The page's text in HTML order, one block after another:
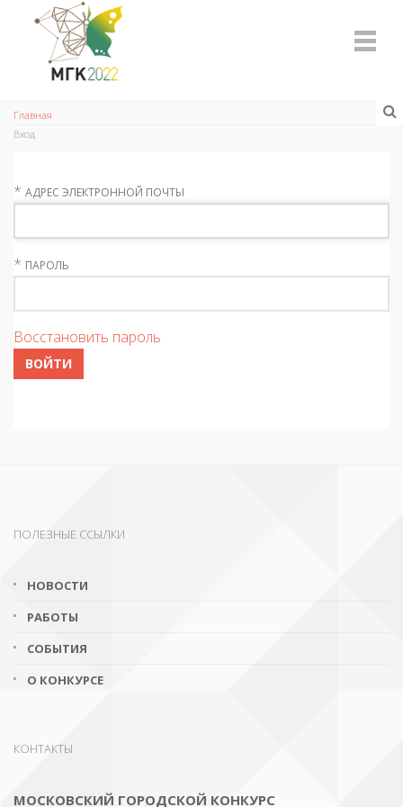
Главная
Вход
* АДРЕС ЭЛЕКТРОННОЙ ПОЧТЫ
* ПАРОЛЬ
Восстановить пароль
ВОЙТИ
ПОЛЕЗНЫЕ ССЫЛКИ
НОВОСТИ
РАБОТЫ
СОБЫТИЯ
О КОНКУРСЕ
КОНТАКТЫ
МОСКОВСКИЙ ГОРОДСКОЙ КОНКУРС